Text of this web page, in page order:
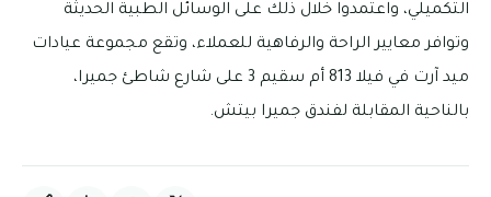
التكميلي، واعتمدوا خلال ذلك على الوسائل الطبية الحديثة
وتوافر معايير الراحة والرفاهية للعملاء، وتقع مجموعة عيادات
ميد آرت في فيلا 813 أم سقيم 3 على شارع شاطئ جميرا،
بالناحية المقابلة لفندق جميرا بيتش.